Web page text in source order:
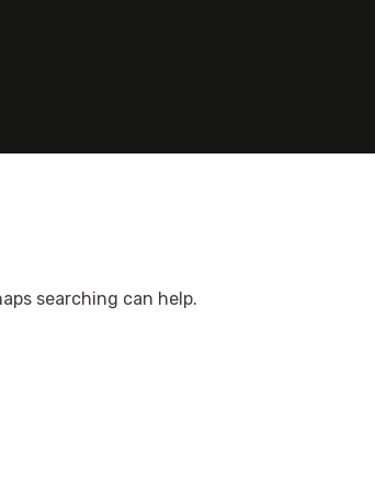
searching can help.